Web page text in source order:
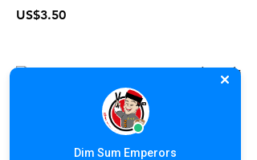
US$3.50
D43. Stir fried Rice Roll with XO
Sauce | គុយទាវរុំឆាជាមួយទឹកជ្រលក់អិចអូ |
XO酱干炒肠粉Dim Sum Emperors